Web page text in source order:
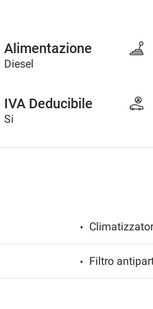
Alimentazione
Diesel
IVA Deducibile
Si
Filtro